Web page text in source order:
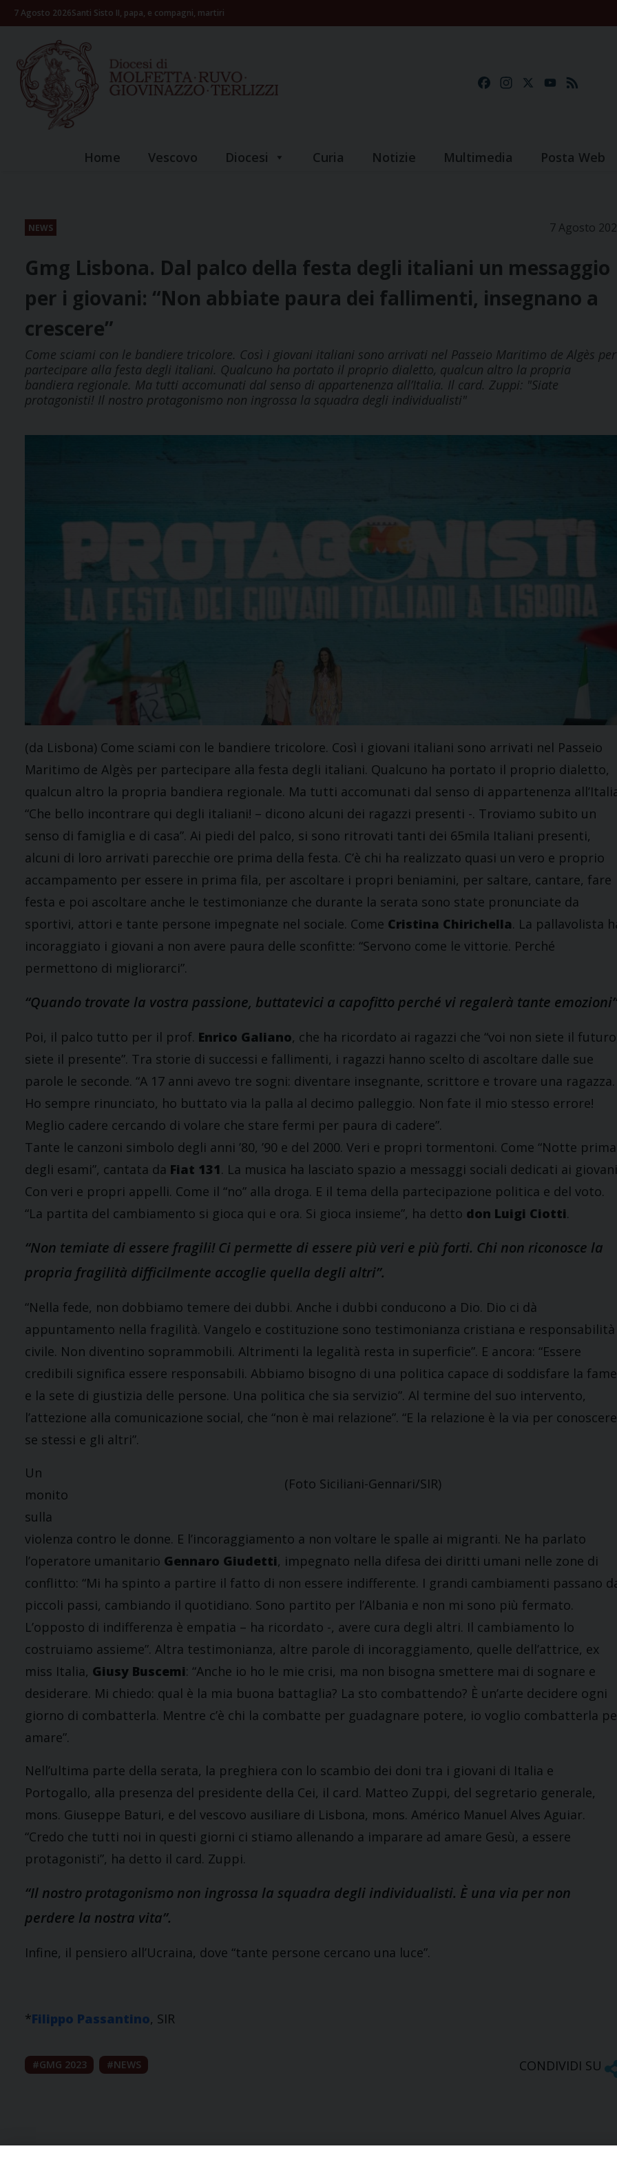
Skip7 Agosto 2026Santi Sisto II, papa, e compagni, martiri
FacebookInstagramYouTube
Home Vescovo Diocesi Curia Notizie Multimedia Posta Web
NEWS 7 Agosto
Gmg Lisbona. Dal palco della festa degli italiani un messaggio
per i giovani: “Non abbiate paura dei fallimenti, insegnano a
crescere”
Come sciami con le bandiere tricolore. Così i giovani italiani sono arrivati nel Passeio Maritimo de Algès per
partecipare alla festa degli italiani. Qualcuno ha portato il proprio dialetto, qualcun altro la propria
bandiera regionale. Ma tutti accomunati dal senso di appartenenza all’Italia. Il card. Zuppi: "Siate
protagonisti! Il nostro protagonismo non ingrossa la squadra degli individualisti"
(da Lisbona) Come sciami con le bandiere tricolore. Così i giovani italiani sono arrivati nel Passeio
Maritimo de Algès per partecipare alla festa degli italiani. Qualcuno ha portato il proprio dialetto,
qualcun altro la propria bandiera regionale. Ma tutti accomunati dal senso di appartenenza
“Che bello incontrare qui degli italiani! – dicono alcuni dei ragazzi presenti -. Troviamo subito un
senso di famiglia e di casa”. Ai piedi del palco, si sono ritrovati tanti dei 65mila Italiani presenti,
alcuni di loro arrivati parecchie ore prima della festa. C’è chi ha realizzato quasi un vero e proprio
accampamento per essere in prima fila, per ascoltare i propri beniamini, per saltare, cantare, fare
festa e poi ascoltare anche le testimonianze che durante la serata sono state pronunciate da
sportivi, attori e tante persone impegnate nel sociale. Come Cristina Chirichella. La pallavolista
incoraggiato i giovani a non avere paura delle sconfitte: “Servono come le vittorie. Perché
permettono di migliorarci”.
“Quando trovate la vostra passione, buttatevici a capofitto perché vi regalerà tante
Poi, il palco tutto per il prof. Enrico Galiano, che ha ricordato ai ragazzi che “voi non siete il
siete il presente”. Tra storie di successi e fallimenti, i ragazzi hanno scelto di ascoltare dalle sue
parole le seconde. “A 17 anni avevo tre sogni: diventare insegnante, scrittore e trovare una ragazza.
Ho sempre rinunciato, ho buttato via la palla al decimo palleggio. Non fate il mio stesso errore!
Meglio cadere cercando di volare che stare fermi per paura di cadere”.
Tante le canzoni simbolo degli anni ’80, ’90 e del 2000. Veri e propri tormentoni. Come “Notte prima
degli esami”, cantata da Fiat 131. La musica ha lasciato spazio a messaggi sociali dedicati ai
Con veri e propri appelli. Come il “no” alla droga. E il tema della partecipazione politica e del voto.
“La partita del cambiamento si gioca qui e ora. Si gioca insieme”, ha detto don Luigi Ciotti.
“Non temiate di essere fragili! Ci permette di essere più veri e più forti. Chi non riconosce la
propria fragilità difficilmente accoglie quella degli altri”.
“Nella fede, non dobbiamo temere dei dubbi. Anche i dubbi conducono a Dio. Dio ci dà
appuntamento nella fragilità. Vangelo e costituzione sono testimonianza cristiana e responsabilità
civile. Non diventino soprammobili. Altrimenti la legalità resta in superficie”. E ancora: “Essere
credibili significa essere responsabili. Abbiamo bisogno di una politica capace di soddisfare la fame
e la sete di giustizia delle persone. Una politica che sia servizio”. Al termine del suo intervento,
l’attezione alla comunicazione social, che “non è mai relazione”. “E la relazione è la via per conoscere
se stessi e gli altri”.
(Foto Siciliani-Gennari/SIR)
Un
monito
sulla
violenza contro le donne. E l’incoraggiamento a non voltare le spalle ai migranti. Ne ha parlato
l’operatore umanitario Gennaro Giudetti, impegnato nella difesa dei diritti umani nelle zone di
conflitto: “Mi ha spinto a partire il fatto di non essere indifferente. I grandi cambiamenti passano
piccoli passi, cambiando il quotidiano. Sono partito per l’Albania e non mi sono più fermato.
L’opposto di indifferenza è empatia – ha ricordato -, avere cura degli altri. Il cambiamento lo
costruiamo assieme”. Altra testimonianza, altre parole di incoraggiamento, quelle dell’attrice, ex
miss Italia, Giusy Buscemi: “Anche io ho le mie crisi, ma non bisogna smettere mai di sognare e
desiderare. Mi chiedo: qual è la mia buona battaglia? La sto combattendo? È un’arte decidere ogni
giorno di combatterla. Mentre c’è chi la combatte per guadagnare potere, io voglio combatterla
amare”.
Nell’ultima parte della serata, la preghiera con lo scambio dei doni tra i giovani di Italia e
Portogallo, alla presenza del presidente della Cei, il card. Matteo Zuppi, del segretario generale,
mons. Giuseppe Baturi, e del vescovo ausiliare di Lisbona, mons. Américo Manuel Alves Aguiar.
“Credo che tutti noi in questi giorni ci stiamo allenando a imparare ad amare Gesù, a essere
protagonisti”, ha detto il card. Zuppi.
“Il nostro protagonismo non ingrossa la squadra degli individualisti. È una via per non
perdere la nostra vita”.
Infine, il pensiero all’Ucraina, dove “tante persone cercano una luce”.
*Filippo Passantino, SIR
GMG 2023 NEWS CONDIVIDI SU